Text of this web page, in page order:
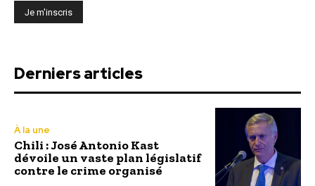
Derniers articles
À la une
Chili : José Antonio Kast
dévoile un vaste plan législatif
contre le crime organisé